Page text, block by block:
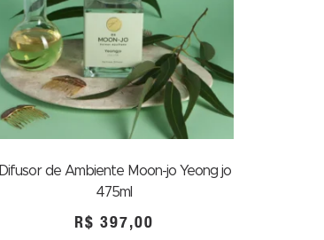
Difusor de Ambiente Moon-jo Yeong jo
475ml
R$ 397,00